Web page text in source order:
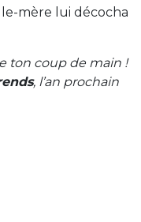
mère lui décocha
ton coup de main !
, l’an prochain